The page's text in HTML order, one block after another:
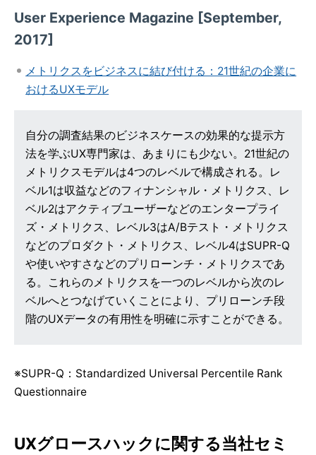
User Experience Magazine [September,
2017]
メトリクスをビジネスに結び付ける：21世紀の企業に
おけるUXモデル
自分の調査結果のビジネスケースの効果的な提示方
法を学ぶUX専門家は、あまりにも少ない。21世紀の
メトリクスモデルは4つのレベルで構成される。レ
ベル1は収益などのフィナンシャル・メトリクス、レ
ベル2はアクティブユーザーなどのエンタープライ
ズ・メトリクス、レベル3はA/Bテスト・メトリクス
などのプロダクト・メトリクス、レベル4はSUPR-Q
や使いやすさなどのプリローンチ・メトリクスであ
る。これらのメトリクスを一つのレベルから次のレ
ベルへとつなげていくことにより、プリローンチ段
階のUXデータの有用性を明確に示すことができる。
※SUPR-Q：Standardized Universal Percentile Rank
Questionnaire
UXグロースハックに関する当社セミ